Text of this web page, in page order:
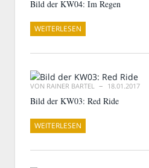
Bild der KW04: Im Regen
WEITERLESEN
VON RAINER BARTEL 18.01.2017
Bild der KW03: Red Ride
WEITERLESEN